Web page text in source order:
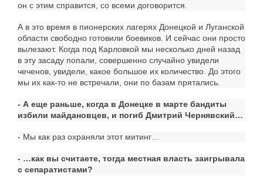
он с этим справится, со всеми договорится.
А в это время в пионерских лагерях Донецкой и Луганской
области свободно готовили боевиков. И сейчас они просто
вылезают. Когда под Карловкой мы несколько дней назад
в эту засаду попали, совершенно случайно увидели
чеченов, увидели, какое большое их количество. До этого
мы их как-то не встречали, они по базам прятались.
- А еще раньше, когда в Донецке в марте бандиты
избили майдановцев, и погиб Дмитрий Чернявский…
- Мы как раз охраняли этот митинг…
- …как вы считаете, тогда местная власть заигрывала
с сепаратистами?